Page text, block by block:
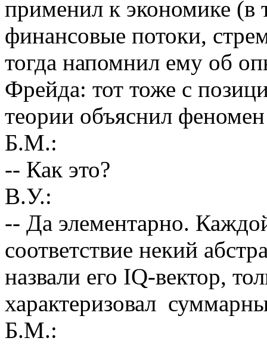
применил к экономике (в
финансовые потоки,
тогда напомнил ему об
Фрейда: тот тоже с
теории объяснил
Б.М.:
-- Как это?
В.У.:
-- Да элементарно.
соответствие некий
назвали его IQ-вектор,
характеризовал
Б.М.: